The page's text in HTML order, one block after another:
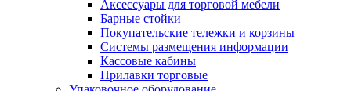
Аксессуары для торговой мебели
Барные стойки
Покупательские тележки и корзины
Системы размещения информации
Кассовые кабины
Прилавки торговые